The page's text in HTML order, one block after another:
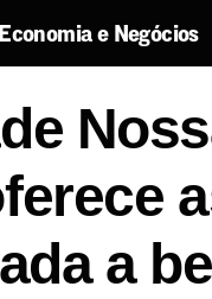
Economia e Negócios
especializada a
a